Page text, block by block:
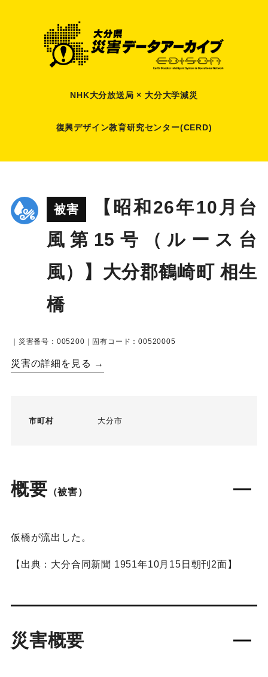
NHK大分放送局 × 大分大学減災
復興デザイン教育研究センター(CERD)
被害
【昭和26年10月台
風第15号（ルース台
風）】大分郡鶴崎町 相生
橋
｜災害番号：005200｜固有コード：00520005
災害の詳細を見る →
市町村 大分市
概要 （被害）
仮橋が流出した。
【出典：大分合同新聞 1951年10月15日朝刊2面】
災害概要